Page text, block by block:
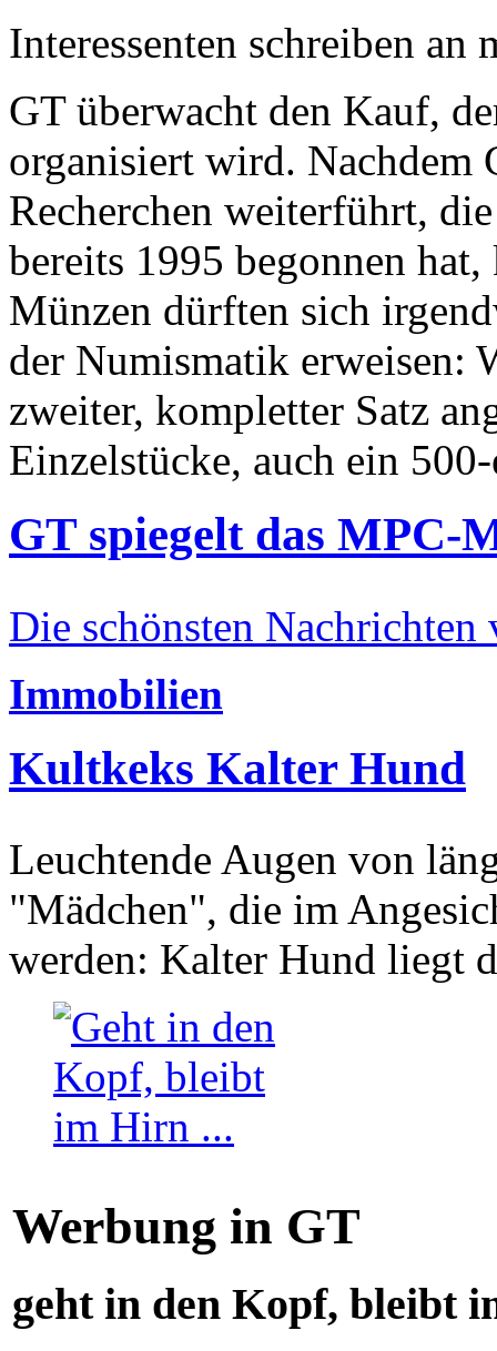
Interessenten schreiben
GT überwacht den Kauf,
organisiert wird. Nachdem
Recherchen weiterführt,
bereits 1995 begonnen
Münzen dürften sich
der Numismatik erweisen:
zweiter, kompletter Satz
Einzelstücke, auch ein
GT spiegelt das MPC-
Die schönsten Nachrichten
Immobilien
Kultkeks Kalter Hund
Leuchtende Augen von
"Mädchen", die im
werden: Kalter Hund liegt
Werbung in GT
geht in den Kopf, bleibt